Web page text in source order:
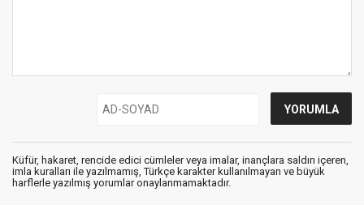
Küfür, hakaret, rencide edici cümleler veya imalar, inançlara saldırı içeren,
imla kuralları ile yazılmamış, Türkçe karakter kullanılmayan ve büyük
harflerle yazılmış yorumlar onaylanmamaktadır.